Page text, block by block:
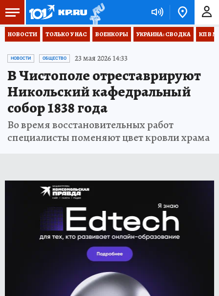
НОВОСТИ ТОЛЬКО У НАС ВОЕНКОРЫ УКРАИНА: СВОДКА КП В
НОВОСТИ ОБЩЕСТВО 23 мая 2026 14:33
В Чистополе отреставрируют
Никольский кафедральный
собор 1838 года
Во время восстановительных работ
специалисты поменяют цвет кровли храма